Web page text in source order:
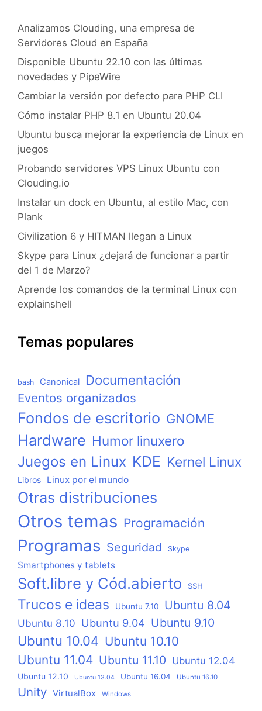
Analizamos Clouding, una empresa de
Servidores Cloud en España
Disponible Ubuntu 22.10 con las últimas
novedades y PipeWire
Cambiar la versión por defecto para PHP CLI
Cómo instalar PHP 8.1 en Ubuntu 20.04
Ubuntu busca mejorar la experiencia de Linux en
juegos
Probando servidores VPS Linux Ubuntu con
Clouding.io
Instalar un dock en Ubuntu, al estilo Mac, con
Plank
Civilization 6 y HITMAN llegan a Linux
Skype para Linux ¿dejará de funcionar a partir
del 1 de Marzo?
Aprende los comandos de la terminal Linux con
explainshell
Temas populares
bash Canonical Documentación
Eventos organizados
Fondos de escritorio GNOME
Hardware Humor linuxero
Juegos en Linux KDE Kernel Linux
Libros Linux por el mundo
Otras distribuciones
Otros temas Programación
Programas Seguridad Skype
Smartphones y tablets
Soft.libre y Cód.abierto SSH
Trucos e ideas Ubuntu 7.10 Ubuntu 8.04
Ubuntu 8.10 Ubuntu 9.04 Ubuntu 9.10
Ubuntu 10.04 Ubuntu 10.10
Ubuntu 11.04 Ubuntu 11.10 Ubuntu 12.04
Ubuntu 12.10 Ubuntu 13.04 Ubuntu 16.04 Ubuntu 16.10
Unity VirtualBox Windows